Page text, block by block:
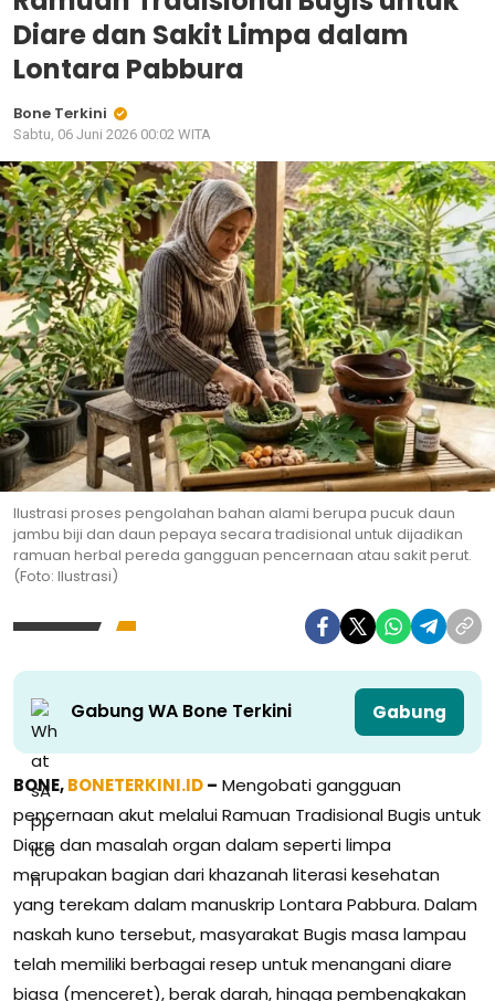
Diare dan Sakit Limpa dalam
Lontara Pabbura
Bone Terkini
Sabtu, 06 Juni 2026 00:02 WITA
Ilustrasi proses pengolahan bahan alami berupa pucuk daun
jambu biji dan daun pepaya secara tradisional untuk dijadikan
ramuan herbal pereda gangguan pencernaan atau sakit perut.
(Foto: Ilustrasi)
Gabung WA Bone Terkini Gabung
BONE,BONETERKINI.ID– Mengobati gangguan
pencernaan akut melalui Ramuan Tradisional Bugis untuk
Diare dan masalah organ dalam seperti limpa
merupakan bagian dari khazanah literasi kesehatan
yang terekam dalam manuskrip Lontara Pabbura. Dalam
naskah kuno tersebut, masyarakat Bugis masa lampau
telah memiliki berbagai resep untuk menangani diare
biasa (menceret), berak darah, hingga pembengkakan